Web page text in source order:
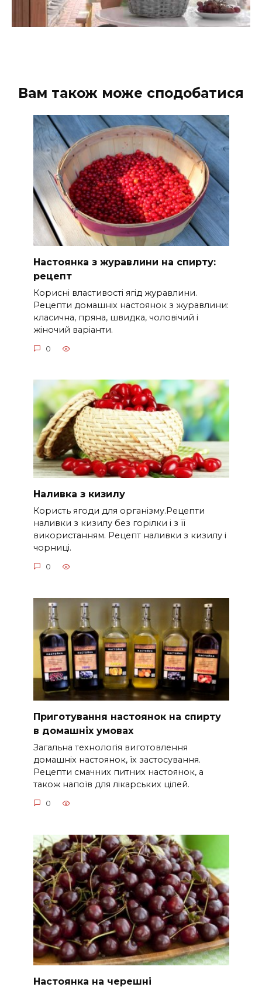
Вам також може сподобатися
Настоянка з журавлини на спирту:
рецепт
Корисні властивості ягід журавлини.
Рецепти домашніх настоянок з журавлини:
класична, пряна, швидка, чоловічий і
жіночий варіанти.
0
Наливка з кизилу
Користь ягоди для організму.Рецепти
наливки з кизилу без горілки і з її
використанням. Рецепт наливки з кизилу і
чорниці.
0
Приготування настоянок на спирту
в домашніх умовах
Загальна технологія виготовлення
домашніх настоянок, їх застосування.
Рецепти смачних питних настоянок, а
також напоїв для лікарських цілей.
0
Настоянка на черешні